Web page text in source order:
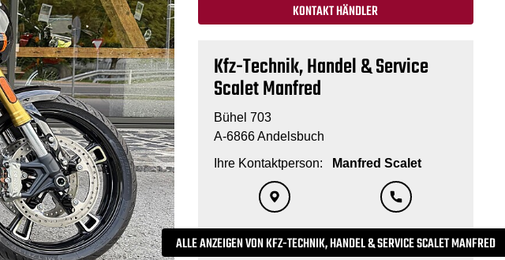
KONTAKT HÄNDLER
Kfz-Technik, Handel & Service
Scalet Manfred
Bühel 703
A-6866 Andelsbuch
Ihre Kontaktperson:
Manfred Scalet
ALLE ANZEIGEN VON KFZ-TECHNIK, HANDEL & SERVICE SCALET MANFRED